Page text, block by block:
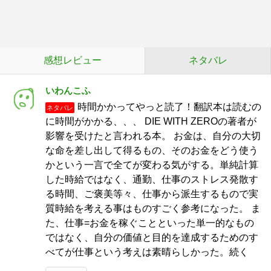
感想レビュー ネタバレ
いわんこふ
ネタバレ
時間かかってやっと読了！翻訳本は読むの
に時間がかかる、、、 DIE WITH ZEROの著者が
影響を受けたと言われる本。 お金は、自分の大切
な命を差し出して得るもの、そのお金をどう使う
かという一言で全てが変わる気がする。単純計算
した時給ではなく、通勤、仕事のストレス発散す
る時間、ご褒美等々、仕事から派生するもので実
質時給を考える事はものすごく参考になった。 ま
た、仕事=お金を稼ぐことといった単一的なもの
ではなく、自分の価値と目的を達成するためのす
べてが仕事という考えは素晴らしかった。続く